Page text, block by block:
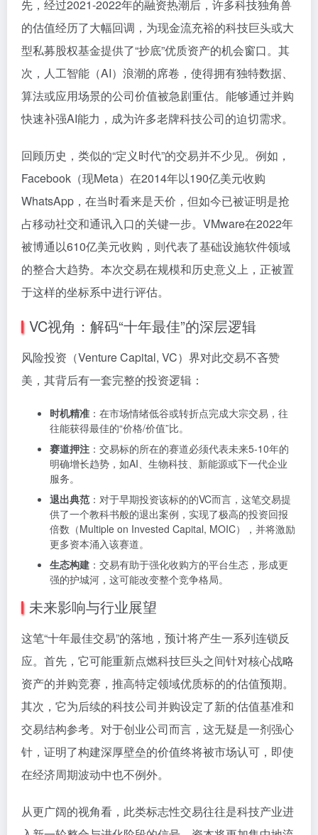
先，经过2021-2022年的融资热潮后，许多科技独角兽
的估值经历了大幅回调，为现金流充裕的科技巨头或大
型私募股权基金提供了“抄底”优质资产的机会窗口。其
次，人工智能（AI）浪潮的席卷，使得拥有独特数据、
算法或应用场景的公司价值被急剧重估。能够通过并购
快速补强AI能力，成为许多老牌科技公司的迫切需求。
回顾历史，类似的“定义时代”的交易并不少见。例如，
Facebook（现Meta）在2014年以190亿美元收购
WhatsApp，在当时看来是天价，但如今已被证明是抢
占移动社交和通讯入口的关键一步。VMware在2022年
被博通以610亿美元收购，则代表了基础设施软件领域
的整合大趋势。本次交易在规模和历史意义上，正被置
于这样的坐标系中进行评估。
VC视角：解码“十年最佳”的深层逻辑
风险投资（Venture Capital, VC）界对此交易不吝赞
美，其背后有一套完整的投资逻辑：
时机精准 ：在市场情绪低谷或转折点完成大宗交易，往
往能获得最佳的“价格/价值”比。
赛道押注 ：交易标的所在的赛道必须代表未来5-10年的
明确增长趋势，如AI、生物科技、新能源或下一代企业
服务。
退出典范 ：对于早期投资该标的的VC而言，这笔交易提
供了一个教科书般的退出案例，实现了极高的投资回报
倍数（Multiple on Invested Capital, MOIC），并将激励
更多资本涌入该赛道。
生态构建 ：交易有助于强化收购方的平台生态，形成更
强的护城河，这可能改变整个竞争格局。
未来影响与行业展望
这笔“十年最佳交易”的落地，预计将产生一系列连锁反
应。首先，它可能重新点燃科技巨头之间针对核心战略
资产的并购竞赛，推高特定领域优质标的的估值预期。
其次，它为后续的科技公司并购设定了新的估值基准和
交易结构参考。对于创业公司而言，这无疑是一剂强心
针，证明了构建深厚壁垒的价值终将被市场认可，即使
在经济周期波动中也不例外。
从更广阔的视角看，此类标志性交易往往是科技产业进